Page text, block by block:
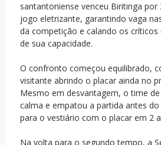
santantoniense venceu Biritinga por
jogo eletrizante, garantindo vaga
da competição e calando os críticos
de sua capacidade.
O confronto começou equilibrado,
visitante abrindo o placar ainda no
Mesmo em desvantagem, o time de
calma e empatou a partida antes
para o vestiário com o placar em 2
Na volta para o segundo tempo, a